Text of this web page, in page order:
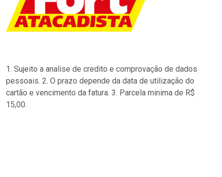
1. Sujeito a analise de credito e comprovação de dados
pessoais. 2. O prazo depende da data de utilização do
cartão e vencimento da fatura. 3. Parcela minima de R$
15,00.